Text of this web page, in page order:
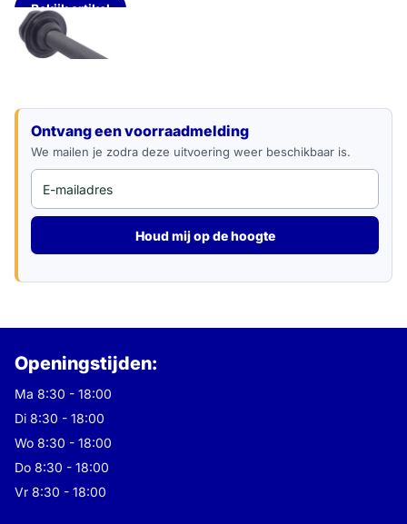
Bekijk artikel
Ontvang een voorraadmelding
We mailen je zodra deze uitvoering weer beschikbaar is.
Houd mij op de hoogte
Openingstijden:
Ma 8:30 - 18:00
Di 8:30 - 18:00
Wo 8:30 - 18:00
Do 8:30 - 18:00
Vr 8:30 - 18:00